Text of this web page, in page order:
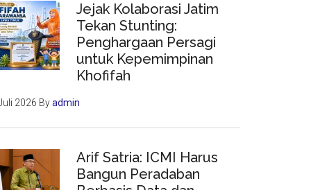
Jejak Kolaborasi Jatim
Tekan Stunting:
Penghargaan Persagi
untuk Kepemimpinan
Khofifah
2026 Byadmin
Arif Satria: ICMI Harus
Bangun Peradaban